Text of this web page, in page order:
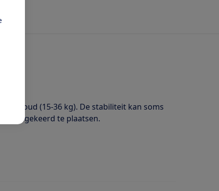
jaar oud (15-36 kg). De stabiliteit kan soms
omgekeerd te plaatsen.